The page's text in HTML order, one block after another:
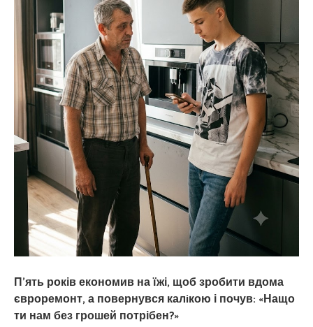
П’ять років економив на їжі, щоб зробити вдома
євроремонт, а повернувся калiкою і почув: «Нащо
ти нам без грошей потрібен?»